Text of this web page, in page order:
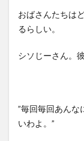
おばさんたちは
るらしい。
シソじーさん。
”毎回毎回あんな
いわよ。”